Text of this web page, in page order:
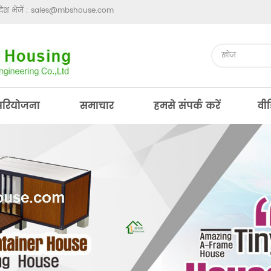
भेजें : sales@mbshouse.com
समाचार हमसे संपर्क करें